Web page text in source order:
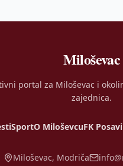
Miloševac
portal za Miloševac i
zajednica.
SportO MiloševcuFK
Miloševac, Modriča